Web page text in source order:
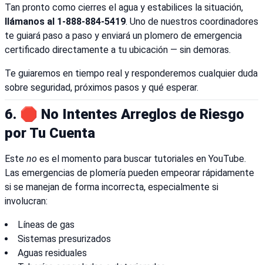
Tan pronto como cierres el agua y estabilices la situación,
llámanos al 1-888-884-5419. Uno de nuestros coordinadores
te guiará paso a paso y enviará un plomero de emergencia
certificado directamente a tu ubicación — sin demoras.
Te guiaremos en tiempo real y responderemos cualquier duda
sobre seguridad, próximos pasos y qué esperar.
6. 🛑 No Intentes Arreglos de Riesgo
por Tu Cuenta
Este no es el momento para buscar tutoriales en YouTube.
Las emergencias de plomería pueden empeorar rápidamente
si se manejan de forma incorrecta, especialmente si
involucran:
Líneas de gas
Sistemas presurizados
Aguas residuales